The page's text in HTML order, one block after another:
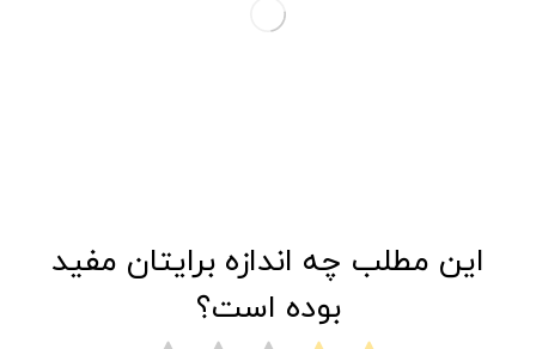
این مطلب چه اندازه برایتان مفید
بوده است؟